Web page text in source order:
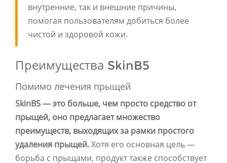
внутренние, так и внешние причины,
помогая пользователям добиться более
чистой и здоровой кожи.
Преимущества SkinB5
Помимо лечения прыщей
SkinB5 — это больше, чем просто средство от
прыщей, оно предлагает множество
преимуществ, выходящих за рамки простого
удаления прыщей.Хотя его основная цель —
борьба с прыщами, продукт также способствует